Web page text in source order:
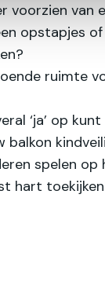
voorzien van
opstapjes
ruimte
‘ja’ op
balkon
spelen op
hart